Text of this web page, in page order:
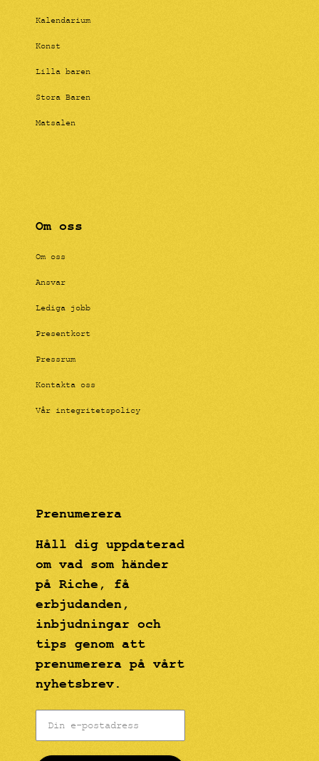
Kalendarium
Konst
Lilla baren
Stora Baren
Matsalen
Om oss
Om oss
Ansvar
Lediga jobb
Presentkort
Pressrum
Kontakta oss
Vår integritetspolicy
Prenumerera
Håll dig uppdaterad
om vad som händer
på Riche, få
erbjudanden,
inbjudningar och
tips genom att
prenumerera på vårt
nyhetsbrev.